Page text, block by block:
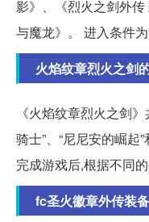
影》、《烈火之剑外
与魔龙》。 进入条件
火焰纹章烈火之剑
《火焰纹章烈火之剑
骑士”、“尼尼安的崛起
完成游戏后,根据不同的
fc圣火徽章外传装